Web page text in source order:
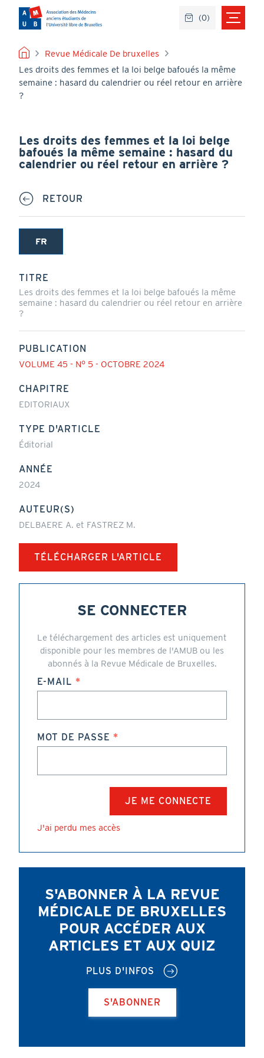
contenu
principal
FIL
D'ARIANE
Revue Médicale De bruxelles
Les droits des femmes et la loi belge bafoués la même
semaine : hasard du calendrier ou réel retour en arrière
?
Les droits des femmes et la loi belge
bafoués la même semaine : hasard du
calendrier ou réel retour en arrière ?
RETOUR
FR
(onglet
TITRE
Les droits des femmes et la loi belge bafoués la même
semaine : hasard du calendrier ou réel retour en arrière
?
PUBLICATION
VOLUME 45 - N° 5 - OCTOBRE 2024
CHAPITRE
EDITORIAUX
TYPE D'ARTICLE
Éditorial
ANNÉE
2024
AUTEUR(S)
DELBAERE A. et FASTREZ M.
TÉLÉCHARGER L'ARTICLE
SE CONNECTER
Le téléchargement des articles est uniquement
disponible pour les membres de l'AMUB ou les
abonnés à la Revue Médicale de Bruxelles.
E-MAIL
MOT DE PASSE
J'ai perdu mes accès
S'ABONNER À LA REVUE
MÉDICALE DE BRUXELLES
POUR ACCÉDER AUX
ARTICLES ET AUX QUIZ
PLUS D'INFOS
S'ABONNER
(0)